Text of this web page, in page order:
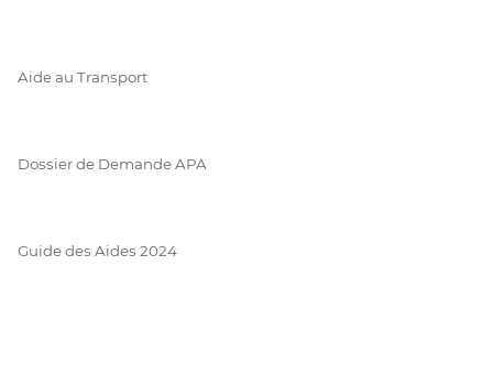
Aide au Transport
Dossier de Demande APA
Guide des Aides 2024